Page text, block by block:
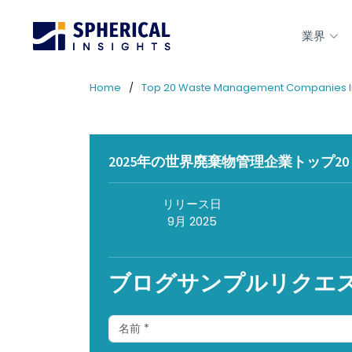
業界
Home Top 20 Waste Management Companies
2025年の世界廃棄物管理企業トップ
リリース日
9月 2025
ブログサンプルリクエ